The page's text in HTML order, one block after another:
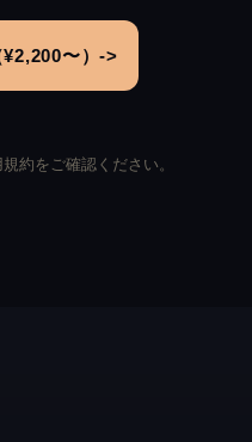
〜）->
約をご確認ください。